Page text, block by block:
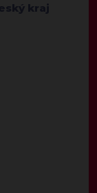
kraj